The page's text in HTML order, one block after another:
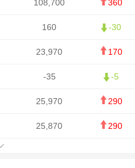
108,700 360
160 -30
23,970 170
-35 -5
25,970 290
25,870 290